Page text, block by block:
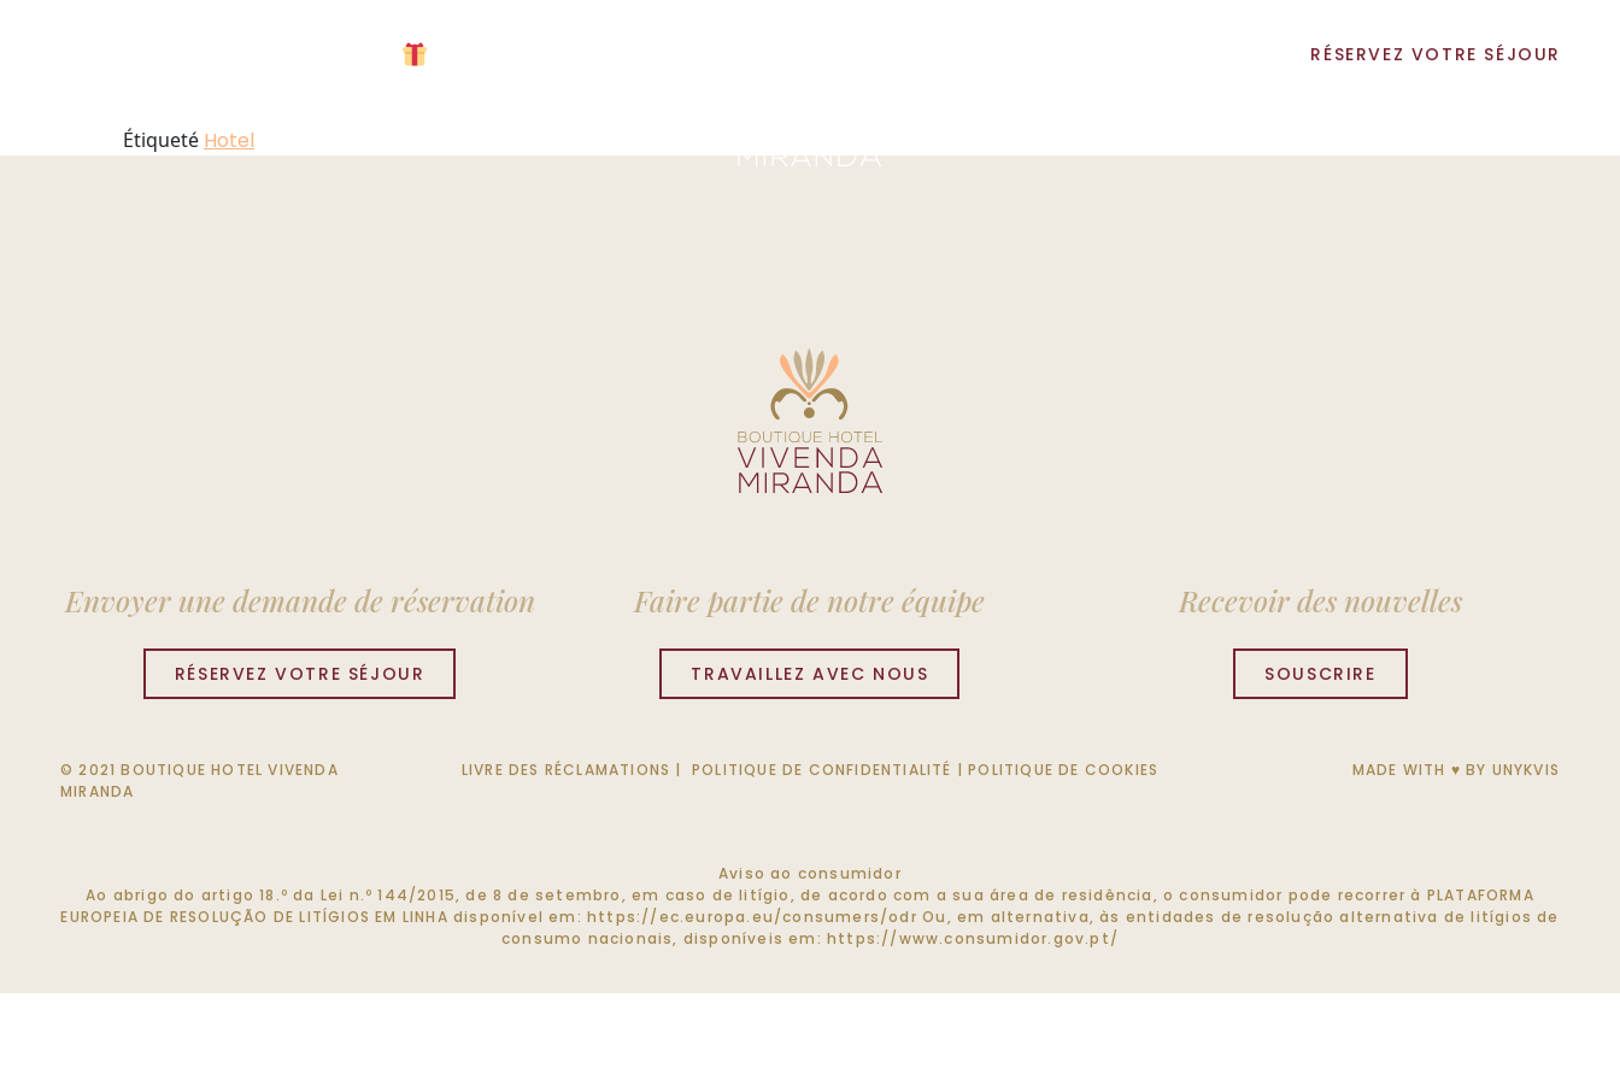
RÉSERVEZ VOTRE SÉJOUR
Étiqueté Hotel
Envoyer une demande de réservation
RÉSERVEZ VOTRE SÉJOUR
Faire partie de notre équipe
TRAVAILLEZ AVEC NOUS
Recevoir des nouvelles
SOUSCRIRE
© 2021 BOUTIQUE HOTEL VIVENDA
MIRANDA
LIVRE DES RÉCLAMATIONS | POLITIQUE DE CONFIDENTIALITÉ |POLITIQUE DE COOKIES MADE WITH ♥ BY UNYKVIS
Aviso ao consumidor
Ao abrigo do artigo 18.º da Lei n.º 144/2015, de 8 de setembro, em caso de litígio, de acordo com a sua área de residência, o consumidor pode recorrer à PLATAFORMA
EUROPEIA DE RESOLUÇÃO DE LITÍGIOS EM LINHA disponível em:https://ec.europa.eu/consumers/odr Ou, em alternativa, às entidades de resolução alternativa de litígios de
consumo nacionais, disponíveis em: https://www.consumidor.gov.pt/